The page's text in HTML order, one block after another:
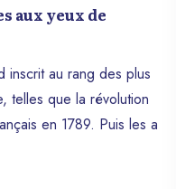
aux yeux de
inscrit au rang des plus
telles que la révolution
en 1789. Puis les a